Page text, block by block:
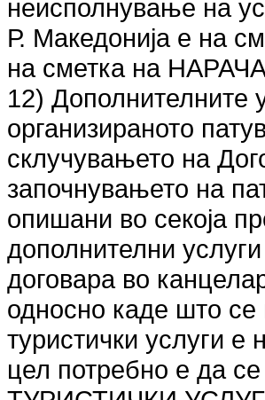
неисполнување на
Р. Македонија е на
на сметка на
12) Дополнителните
организираното
склучувањето на
започнувањето на
опишани во секоја
дополнителни
договара во
односно каде што се
туристички услуги
цел потребно е да